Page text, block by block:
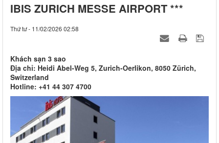
IBIS ZURICH MESSE AIRPORT ***
Thứ tư - 11/02/2026 02:58
Khách sạn 3 sao
Địa chỉ: Heidi Abel-Weg 5, Zurich-Oerlikon, 8050 Zürich,
Switzerland
Hotline: +41 44 307 4700